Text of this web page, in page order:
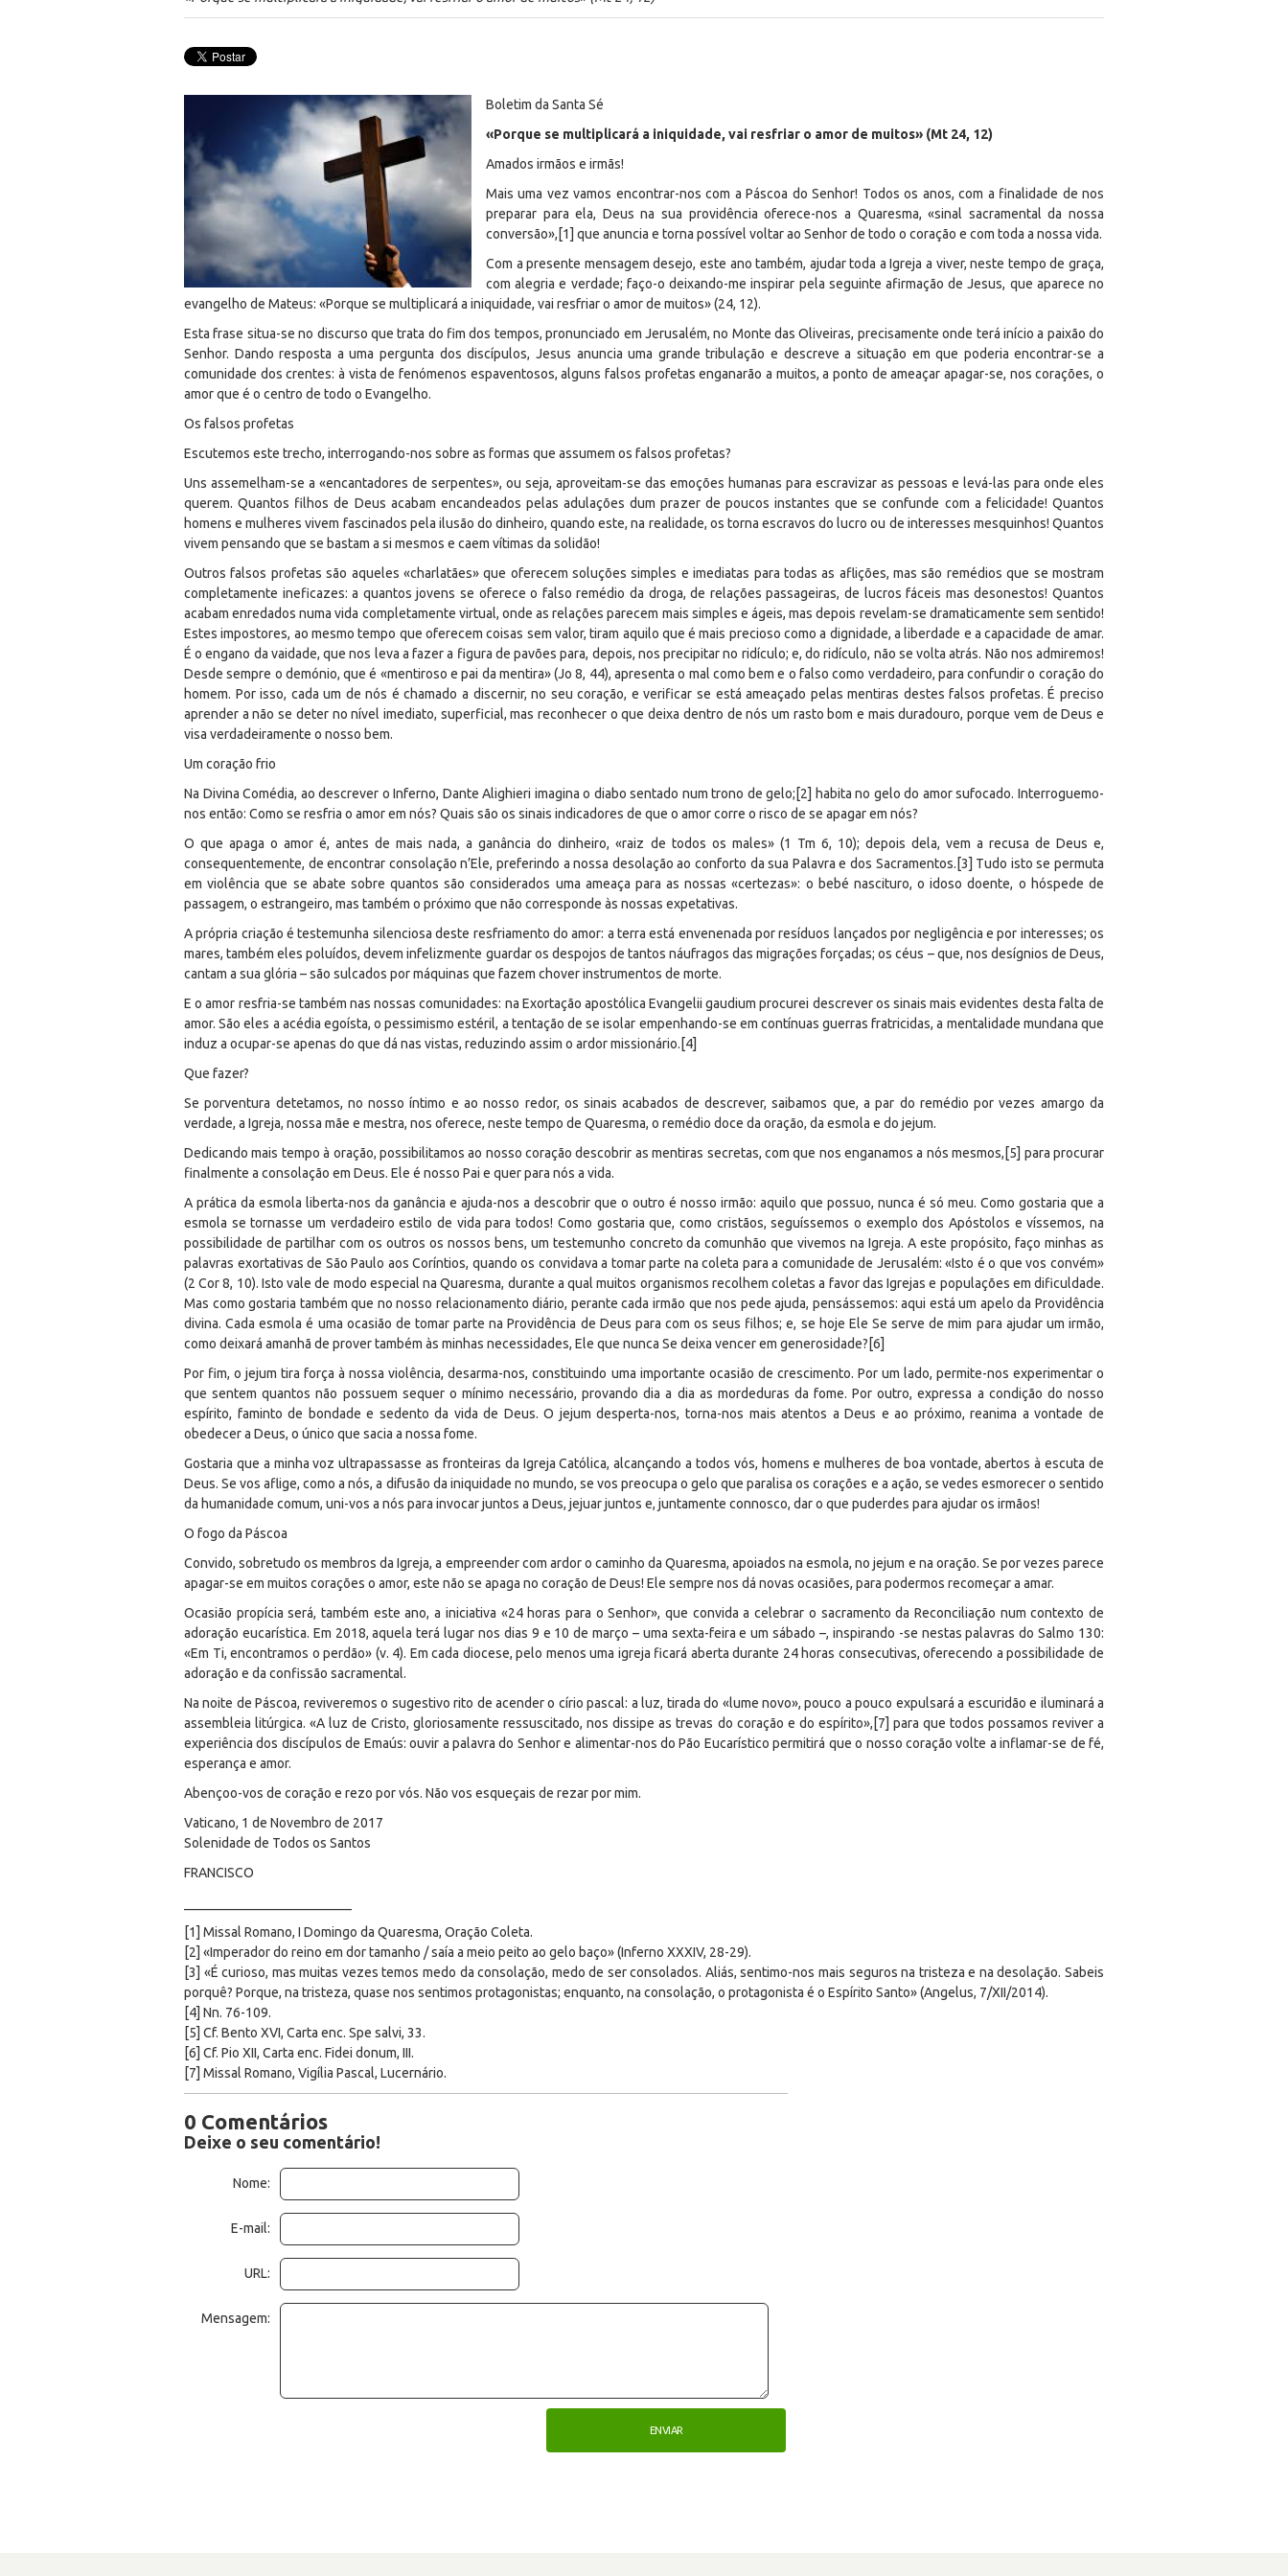
Boletim da Santa Sé
«Porque se multiplicará a iniquidade, vai resfriar o amor de muitos» (Mt 24, 12)
Amados irmãos e irmãs!
Mais uma vez vamos encontrar-nos com a Páscoa do Senhor! Todos os anos, com a finalidade de nos
preparar para ela, Deus na sua providência oferece-nos a Quaresma, «sinal sacramental da nossa
conversão»,[1] que anuncia e torna possível voltar ao Senhor de todo o coração e com toda a nossa vida.
Com a presente mensagem desejo, este ano também, ajudar toda a Igreja a viver, neste tempo de graça,
com alegria e verdade; faço-o deixando-me inspirar pela seguinte afirmação de Jesus, que aparece no
evangelho de Mateus: «Porque se multiplicará a iniquidade, vai resfriar o amor de muitos» (24, 12).
Esta frase situa-se no discurso que trata do fim dos tempos, pronunciado em Jerusalém, no Monte das Oliveiras, precisamente onde terá início a paixão do
Senhor. Dando resposta a uma pergunta dos discípulos, Jesus anuncia uma grande tribulação e descreve a situação em que poderia encontrar-se a
comunidade dos crentes: à vista de fenómenos espaventosos, alguns falsos profetas enganarão a muitos, a ponto de ameaçar apagar-se, nos corações, o
amor que é o centro de todo o Evangelho.
Os falsos profetas
Escutemos este trecho, interrogando-nos sobre as formas que assumem os falsos profetas?
Uns assemelham-se a «encantadores de serpentes», ou seja, aproveitam-se das emoções humanas para escravizar as pessoas e levá-las para onde eles
querem. Quantos filhos de Deus acabam encandeados pelas adulações dum prazer de poucos instantes que se confunde com a felicidade! Quantos
homens e mulheres vivem fascinados pela ilusão do dinheiro, quando este, na realidade, os torna escravos do lucro ou de interesses mesquinhos! Quantos
vivem pensando que se bastam a si mesmos e caem vítimas da solidão!
Outros falsos profetas são aqueles «charlatães» que oferecem soluções simples e imediatas para todas as aflições, mas são remédios que se mostram
completamente ineficazes: a quantos jovens se oferece o falso remédio da droga, de relações passageiras, de lucros fáceis mas desonestos! Quantos
acabam enredados numa vida completamente virtual, onde as relações parecem mais simples e ágeis, mas depois revelam-se dramaticamente sem sentido!
Estes impostores, ao mesmo tempo que oferecem coisas sem valor, tiram aquilo que é mais precioso como a dignidade, a liberdade e a capacidade de amar.
É o engano da vaidade, que nos leva a fazer a figura de pavões para, depois, nos precipitar no ridículo; e, do ridículo, não se volta atrás. Não nos admiremos!
Desde sempre o demónio, que é «mentiroso e pai da mentira» (Jo 8, 44), apresenta o mal como bem e o falso como verdadeiro, para confundir o coração do
homem. Por isso, cada um de nós é chamado a discernir, no seu coração, e verificar se está ameaçado pelas mentiras destes falsos profetas. É preciso
aprender a não se deter no nível imediato, superficial, mas reconhecer o que deixa dentro de nós um rasto bom e mais duradouro, porque vem de Deus e
visa verdadeiramente o nosso bem.
Um coração frio
Na Divina Comédia, ao descrever o Inferno, Dante Alighieri imagina o diabo sentado num trono de gelo;[2] habita no gelo do amor sufocado. Interroguemo-
nos então: Como se resfria o amor em nós? Quais são os sinais indicadores de que o amor corre o risco de se apagar em nós?
O que apaga o amor é, antes de mais nada, a ganância do dinheiro, «raiz de todos os males» (1 Tm 6, 10); depois dela, vem a recusa de Deus e,
consequentemente, de encontrar consolação n’Ele, preferindo a nossa desolação ao conforto da sua Palavra e dos Sacramentos.[3] Tudo isto se permuta
em violência que se abate sobre quantos são considerados uma ameaça para as nossas «certezas»: o bebé nascituro, o idoso doente, o hóspede de
passagem, o estrangeiro, mas também o próximo que não corresponde às nossas expetativas.
A própria criação é testemunha silenciosa deste resfriamento do amor: a terra está envenenada por resíduos lançados por negligência e por interesses; os
mares, também eles poluídos, devem infelizmente guardar os despojos de tantos náufragos das migrações forçadas; os céus – que, nos desígnios de Deus,
cantam a sua glória – são sulcados por máquinas que fazem chover instrumentos de morte.
E o amor resfria-se também nas nossas comunidades: na Exortação apostólica Evangelii gaudium procurei descrever os sinais mais evidentes desta falta de
amor. São eles a acédia egoísta, o pessimismo estéril, a tentação de se isolar empenhando-se em contínuas guerras fratricidas, a mentalidade mundana que
induz a ocupar-se apenas do que dá nas vistas, reduzindo assim o ardor missionário.[4]
Que fazer?
Se porventura detetamos, no nosso íntimo e ao nosso redor, os sinais acabados de descrever, saibamos que, a par do remédio por vezes amargo da
verdade, a Igreja, nossa mãe e mestra, nos oferece, neste tempo de Quaresma, o remédio doce da oração, da esmola e do jejum.
Dedicando mais tempo à oração, possibilitamos ao nosso coração descobrir as mentiras secretas, com que nos enganamos a nós mesmos,[5] para procurar
finalmente a consolação em Deus. Ele é nosso Pai e quer para nós a vida.
A prática da esmola liberta-nos da ganância e ajuda-nos a descobrir que o outro é nosso irmão: aquilo que possuo, nunca é só meu. Como gostaria que a
esmola se tornasse um verdadeiro estilo de vida para todos! Como gostaria que, como cristãos, seguíssemos o exemplo dos Apóstolos e víssemos, na
possibilidade de partilhar com os outros os nossos bens, um testemunho concreto da comunhão que vivemos na Igreja. A este propósito, faço minhas as
palavras exortativas de São Paulo aos Coríntios, quando os convidava a tomar parte na coleta para a comunidade de Jerusalém: «Isto é o que vos convém»
(2 Cor 8, 10). Isto vale de modo especial na Quaresma, durante a qual muitos organismos recolhem coletas a favor das Igrejas e populações em dificuldade.
Mas como gostaria também que no nosso relacionamento diário, perante cada irmão que nos pede ajuda, pensássemos: aqui está um apelo da Providência
divina. Cada esmola é uma ocasião de tomar parte na Providência de Deus para com os seus filhos; e, se hoje Ele Se serve de mim para ajudar um irmão,
como deixará amanhã de prover também às minhas necessidades, Ele que nunca Se deixa vencer em generosidade?[6]
Por fim, o jejum tira força à nossa violência, desarma-nos, constituindo uma importante ocasião de crescimento. Por um lado, permite-nos experimentar o
que sentem quantos não possuem sequer o mínimo necessário, provando dia a dia as mordeduras da fome. Por outro, expressa a condição do nosso
espírito, faminto de bondade e sedento da vida de Deus. O jejum desperta-nos, torna-nos mais atentos a Deus e ao próximo, reanima a vontade de
obedecer a Deus, o único que sacia a nossa fome.
Gostaria que a minha voz ultrapassasse as fronteiras da Igreja Católica, alcançando a todos vós, homens e mulheres de boa vontade, abertos à escuta de
Deus. Se vos aflige, como a nós, a difusão da iniquidade no mundo, se vos preocupa o gelo que paralisa os corações e a ação, se vedes esmorecer o sentido
da humanidade comum, uni-vos a nós para invocar juntos a Deus, jejuar juntos e, juntamente connosco, dar o que puderdes para ajudar os irmãos!
O fogo da Páscoa
Convido, sobretudo os membros da Igreja, a empreender com ardor o caminho da Quaresma, apoiados na esmola, no jejum e na oração. Se por vezes parece
apagar-se em muitos corações o amor, este não se apaga no coração de Deus! Ele sempre nos dá novas ocasiões, para podermos recomeçar a amar.
Ocasião propícia será, também este ano, a iniciativa «24 horas para o Senhor», que convida a celebrar o sacramento da Reconciliação num contexto de
adoração eucarística. Em 2018, aquela terá lugar nos dias 9 e 10 de março – uma sexta-feira e um sábado –, inspirando -se nestas palavras do Salmo 130:
«Em Ti, encontramos o perdão» (v. 4). Em cada diocese, pelo menos uma igreja ficará aberta durante 24 horas consecutivas, oferecendo a possibilidade de
adoração e da confissão sacramental.
Na noite de Páscoa, reviveremos o sugestivo rito de acender o círio pascal: a luz, tirada do «lume novo», pouco a pouco expulsará a escuridão e iluminará a
assembleia litúrgica. «A luz de Cristo, gloriosamente ressuscitado, nos dissipe as trevas do coração e do espírito»,[7] para que todos possamos reviver a
experiência dos discípulos de Emaús: ouvir a palavra do Senhor e alimentar-nos do Pão Eucarístico permitirá que o nosso coração volte a inflamar-se de fé,
esperança e amor.
Abençoo-vos de coração e rezo por vós. Não vos esqueçais de rezar por mim.
Vaticano, 1 de Novembro de 2017
Solenidade de Todos os Santos
FRANCISCO
[1] Missal Romano, I Domingo da Quaresma, Oração Coleta.
[2] «Imperador do reino em dor tamanho / saía a meio peito ao gelo baço» (Inferno XXXIV, 28-29).
[3] «É curioso, mas muitas vezes temos medo da consolação, medo de ser consolados. Aliás, sentimo-nos mais seguros na tristeza e na desolação. Sabeis
porquê? Porque, na tristeza, quase nos sentimos protagonistas; enquanto, na consolação, o protagonista é o Espírito Santo» (Angelus, 7/XII/2014).
[4] Nn. 76-109.
[5] Cf. Bento XVI, Carta enc. Spe salvi, 33.
[6] Cf. Pio XII, Carta enc. Fidei donum, III.
[7] Missal Romano, Vigília Pascal, Lucernário.
0 Comentários
Deixe o seu comentário!
Nome:
E-mail:
URL:
Mensagem: